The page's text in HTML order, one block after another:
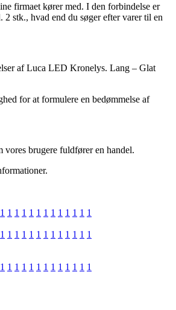
firmaet kører med. I den forbindelse er
stk., hvad end du søger efter varer til en
af Luca LED Kronelys. Lang – Glat
for at formulere en bedømmelse af
vores brugere fuldfører en handel.
1 1 1 1 1 1 1 1 1 1 1 1 1
1 1 1 1 1 1 1 1 1 1 1 1 1
1 1 1 1 1 1 1 1 1 1 1 1 1